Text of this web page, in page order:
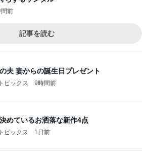
前
記事を読む
夫 妻からの誕生日プレゼント
ピックス 9時間前
めているお洒落な新作4点
ピックス 1日前